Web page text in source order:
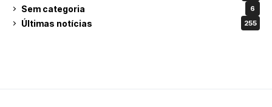
Sem categoria 6
Últimas notícias 255